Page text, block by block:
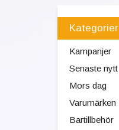
Kategorier
Kampanjer
Senaste nytt
Mors dag
Varumärken
Bartillbehör